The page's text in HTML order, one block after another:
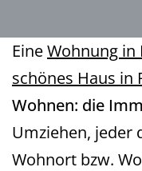
EineWohnung in
schönes Haus in
Wohnen: die
Umziehen, jeder
Wohnort bzw.